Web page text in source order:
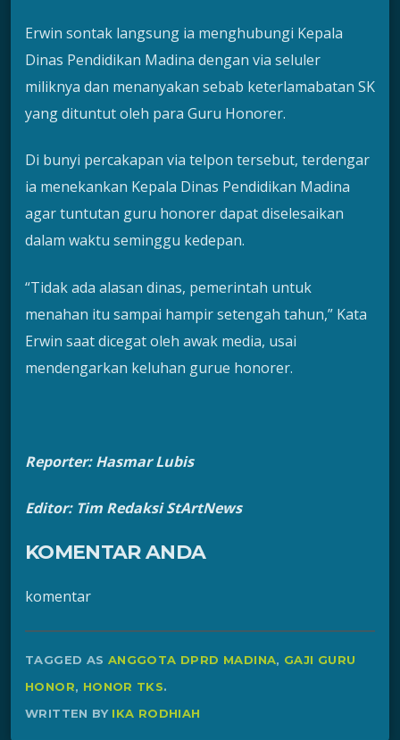
Erwin sontak langsung ia menghubungi Kepala
Dinas Pendidikan Madina dengan via seluler
miliknya dan menanyakan sebab keterlamabatan SK
yang dituntut oleh para Guru Honorer.
Di bunyi percakapan via telpon tersebut, terdengar
ia menekankan Kepala Dinas Pendidikan Madina
agar tuntutan guru honorer dapat diselesaikan
dalam waktu seminggu kedepan.
“Tidak ada alasan dinas, pemerintah untuk
menahan itu sampai hampir setengah tahun,” Kata
Erwin saat dicegat oleh awak media, usai
mendengarkan keluhan gurue honorer.
Reporter: Hasmar Lubis
Editor: Tim Redaksi StArtNews
KOMENTAR ANDA
komentar
TAGGED AS ANGGOTA DPRD MADINA, GAJI GURU
HONOR, HONOR TKS.
WRITTEN BY IKA RODHIAH